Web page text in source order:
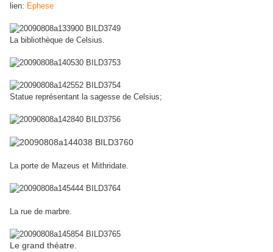
lien: Ephese
La bibliothèque de Celsius.
Statue représentant la sagesse de Celsius;
La porte de Mazeus et Mithridate.
La rue de marbre.
Le grand théatre.